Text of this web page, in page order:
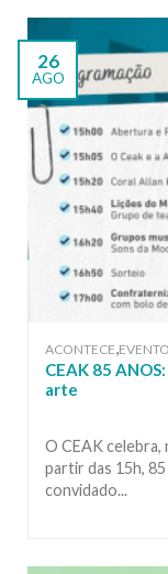
26
AGO
ACONTECE
CEAK 85
arte
O CEAK celebra,
partir das 15h,
convidado...